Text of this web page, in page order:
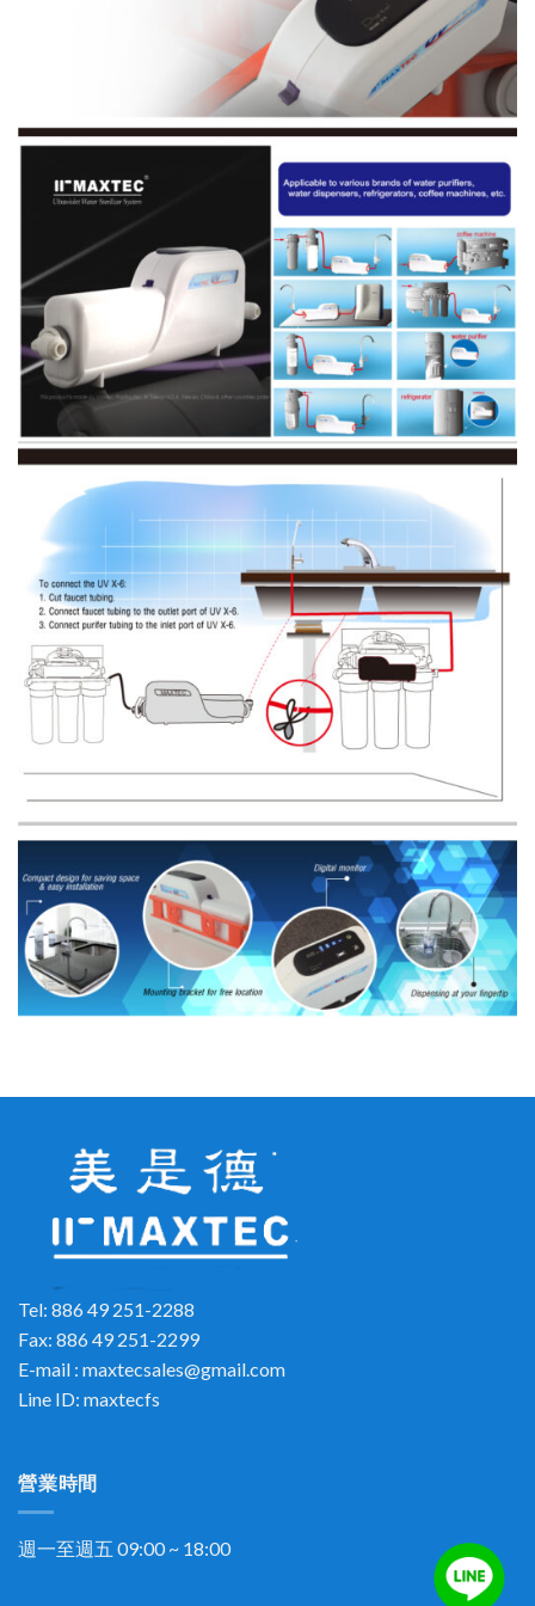
Tel: 886 49 251-2288
Fax: 886 49 251-2299
E-mail : maxtecsales@gmail.com
Line ID: maxtecfs
營業時間
週一至週五 09:00 ~ 18:00